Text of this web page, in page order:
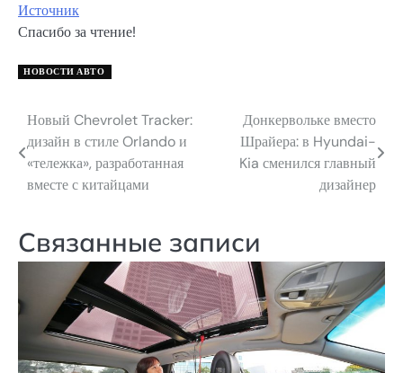
Источник
Спасибо за чтение!
НОВОСТИ АВТО
Навигация
по
записям
Новый Chevrolet Tracker:
дизайн в стиле Orlando и
«тележка», разработанная
вместе с китайцами
Донкервольке вместо
Шрайера: в Hyundai-
Kia сменился главный
дизайнер
Связанные записи